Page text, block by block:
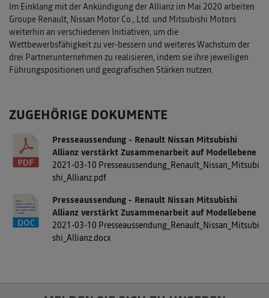
Im Einklang mit der Ankündigung der Allianz im Mai 2020 arbeiten
Groupe Renault, Nissan Motor Co., Ltd. und Mitsubishi Motors
weiterhin an verschiedenen Initiativen, um die
Wettbewerbsfähigkeit zu ver-bessern und weiteres Wachstum der
drei Partnerunternehmen zu realisieren, indem sie ihre jeweiligen
Führungspositionen und geografischen Stärken nutzen.
ZUGEHÖRIGE DOKUMENTE
Presseaussendung - Renault Nissan Mitsubishi
Allianz verstärkt Zusammenarbeit auf Modellebene
2021-03-10 Presseaussendung_Renault_Nissan_Mitsubi
shi_Allianz.pdf
Presseaussendung - Renault Nissan Mitsubishi
Allianz verstärkt Zusammenarbeit auf Modellebene
2021-03-10 Presseaussendung_Renault_Nissan_Mitsubi
shi_Allianz.docx